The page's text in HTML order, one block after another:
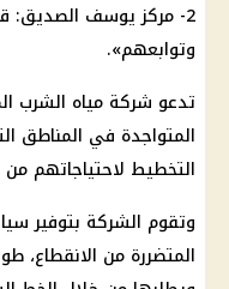
2- مركز يوسف الصديق:
وتوابعهم».
تدعو شركة مياه الشرب
المتواجدة في المناطق
التخطيط لاحتياجاتهم
وتقوم الشركة بتوفير
المتضررة من الانقطاع،